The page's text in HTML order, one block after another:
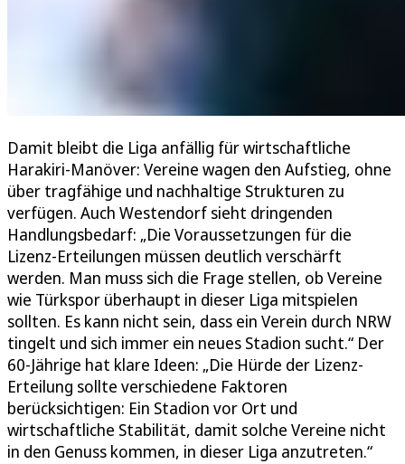
Damit bleibt die Liga anfällig für wirtschaftliche
Harakiri-Manöver: Vereine wagen den Aufstieg, ohne
über tragfähige und nachhaltige Strukturen zu
verfügen. Auch Westendorf sieht dringenden
Handlungsbedarf: „Die Voraussetzungen für die
Lizenz-Erteilungen müssen deutlich verschärft
werden. Man muss sich die Frage stellen, ob Vereine
wie Türkspor überhaupt in dieser Liga mitspielen
sollten. Es kann nicht sein, dass ein Verein durch NRW
tingelt und sich immer ein neues Stadion sucht.“ Der
60-Jährige hat klare Ideen: „Die Hürde der Lizenz-
Erteilung sollte verschiedene Faktoren
berücksichtigen: Ein Stadion vor Ort und
wirtschaftliche Stabilität, damit solche Vereine nicht
in den Genuss kommen, in dieser Liga anzutreten.“